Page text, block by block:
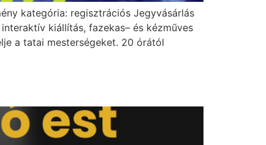
kategória: regisztrációs Jegyvásárlás
kiállítás, fazekas– és kézműves
a tatai mesterségeket. 20 órától